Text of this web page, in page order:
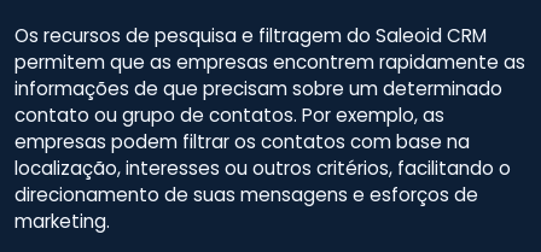
Os recursos de pesquisa e filtragem do Saleoid CRM
permitem que as empresas encontrem rapidamente as
informações de que precisam sobre um determinado
contato ou grupo de contatos. Por exemplo, as
empresas podem filtrar os contatos com base na
localização, interesses ou outros critérios, facilitando o
direcionamento de suas mensagens e esforços de
marketing.